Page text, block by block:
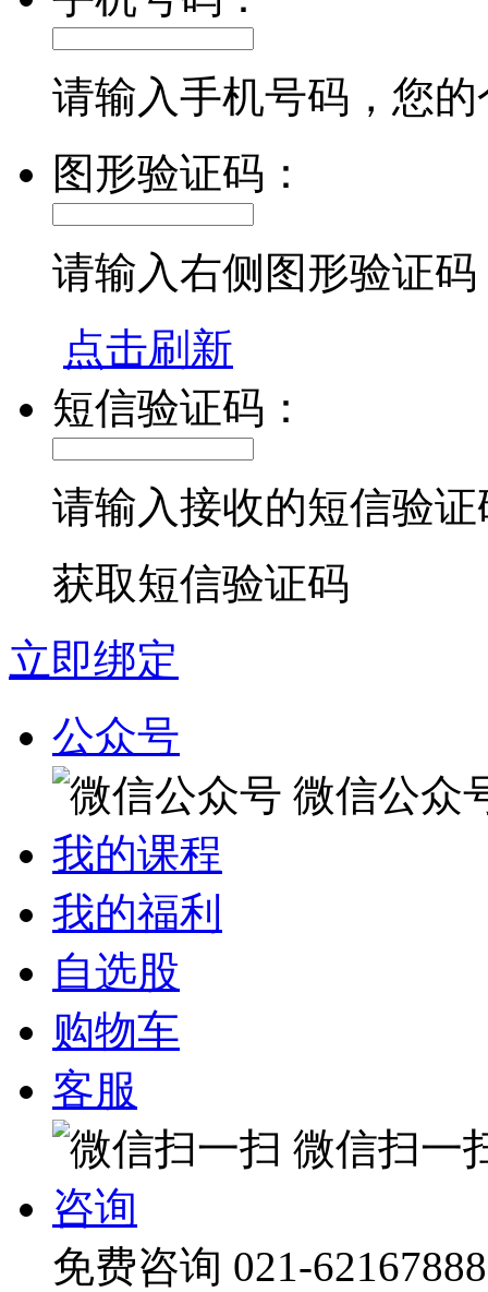
请输入手机号码，您
图形验证码：
请输入右侧图形验证码
点击刷新
短信验证码：
请输入接收的短信验证
获取短信验证码
立即绑定
公众号
微信公众
我的课程
我的福利
自选股
购物车
客服
微信扫一
咨询
免费咨询 021-62167888